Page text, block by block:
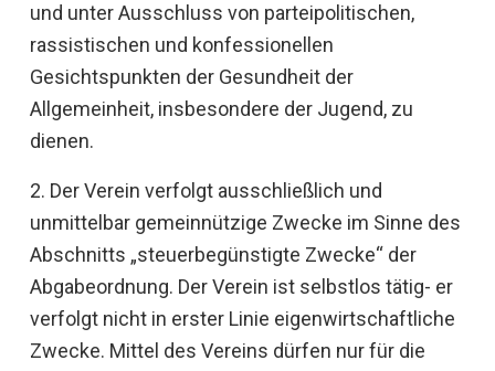
und unter Ausschluss von parteipolitischen,
rassistischen und konfessionellen
Gesichtspunkten der Gesundheit der
Allgemeinheit, insbesondere der Jugend, zu
dienen.
2. Der Verein verfolgt ausschließlich und
unmittelbar gemeinnützige Zwecke im Sinne des
Abschnitts „steuerbegünstigte Zwecke“ der
Abgabeordnung. Der Verein ist selbstlos tätig- er
verfolgt nicht in erster Linie eigenwirtschaftliche
Zwecke. Mittel des Vereins dürfen nur für die